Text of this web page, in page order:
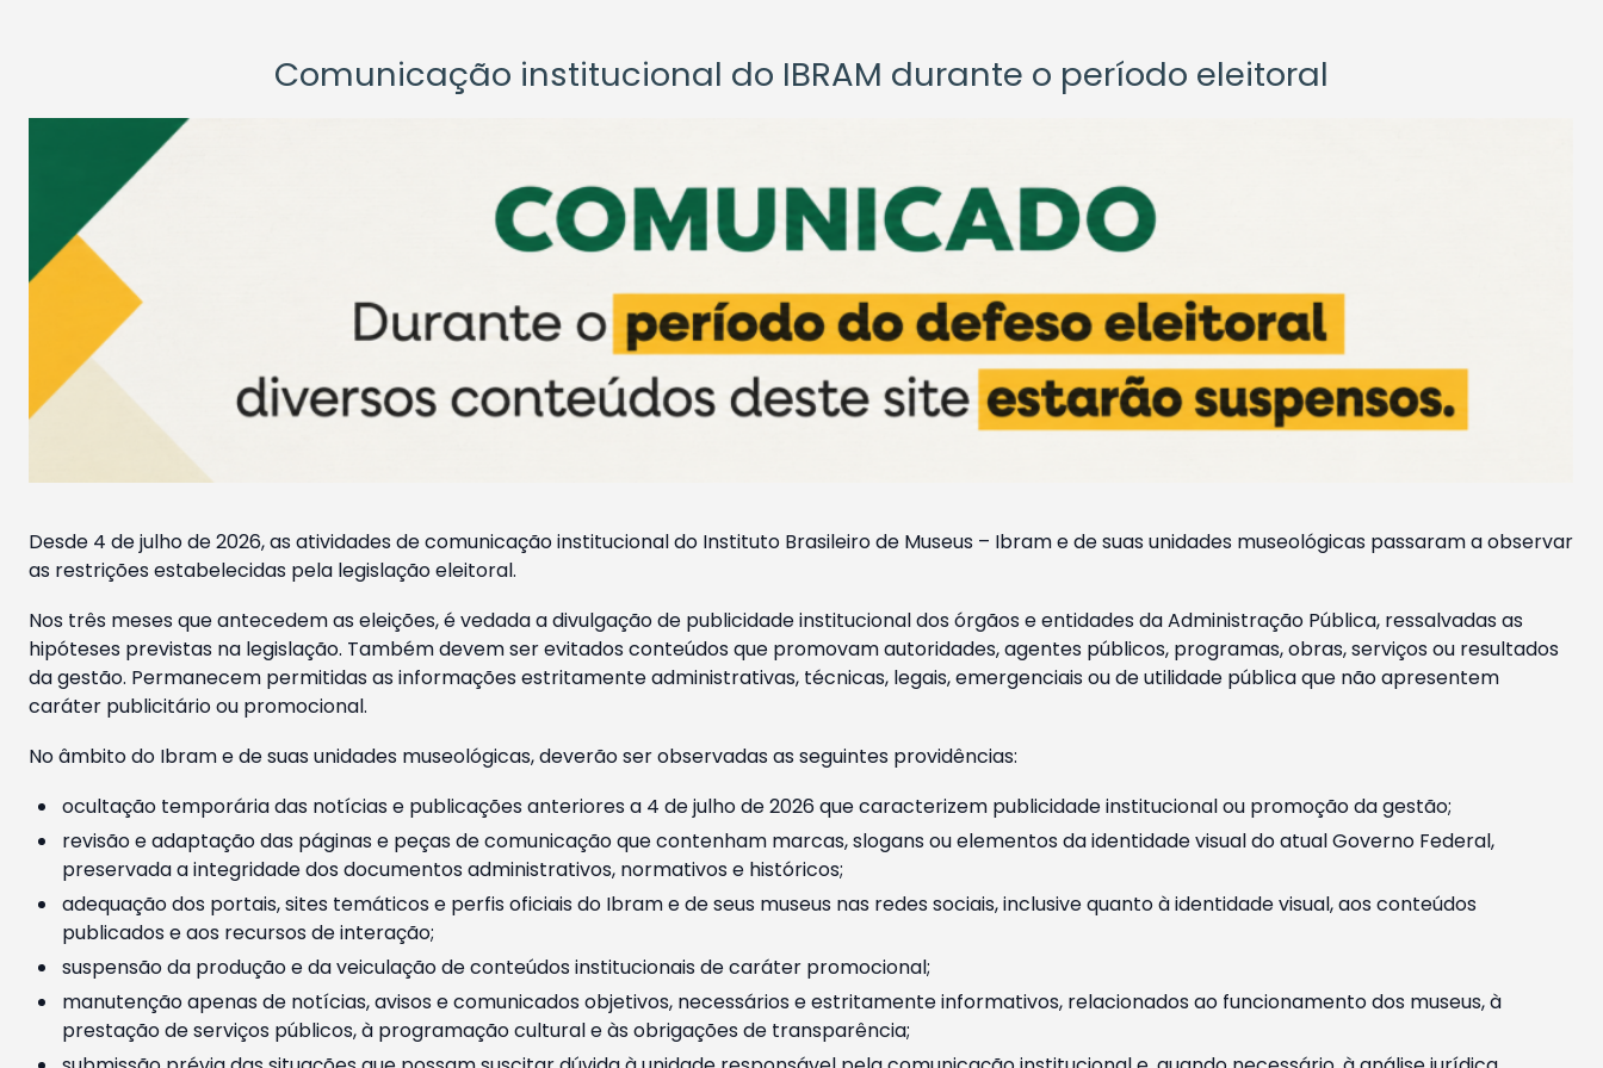
Comunicação institucional do IBRAM durante o período eleitoral
Desde 4 de julho de 2026, as atividades de comunicação institucional do Instituto Brasileiro de Museus – Ibram e de suas unidades museológicas passaram a observar
as restrições estabelecidas pela legislação eleitoral.
Nos três meses que antecedem as eleições, é vedada a divulgação de publicidade institucional dos órgãos e entidades da Administração Pública, ressalvadas as
hipóteses previstas na legislação. Também devem ser evitados conteúdos que promovam autoridades, agentes públicos, programas, obras, serviços ou resultados
da gestão. Permanecem permitidas as informações estritamente administrativas, técnicas, legais, emergenciais ou de utilidade pública que não apresentem
caráter publicitário ou promocional.
No âmbito do Ibram e de suas unidades museológicas, deverão ser observadas as seguintes providências:
ocultação temporária das notícias e publicações anteriores a 4 de julho de 2026 que caracterizem publicidade institucional ou promoção da gestão;
revisão e adaptação das páginas e peças de comunicação que contenham marcas, slogans ou elementos da identidade visual do atual Governo Federal,
preservada a integridade dos documentos administrativos, normativos e históricos;
adequação dos portais, sites temáticos e perfis oficiais do Ibram e de seus museus nas redes sociais, inclusive quanto à identidade visual, aos conteúdos
publicados e aos recursos de interação;
suspensão da produção e da veiculação de conteúdos institucionais de caráter promocional;
manutenção apenas de notícias, avisos e comunicados objetivos, necessários e estritamente informativos, relacionados ao funcionamento dos museus, à
prestação de serviços públicos, à programação cultural e às obrigações de transparência;